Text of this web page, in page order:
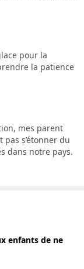
pour la
la patience
mes parent
s’étonner du
dans notre pays.
enfants de ne